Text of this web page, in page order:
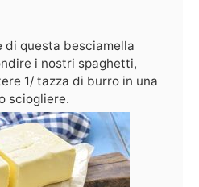
di questa besciamella
i nostri spaghetti,
1/ tazza di burro in una
sciogliere.